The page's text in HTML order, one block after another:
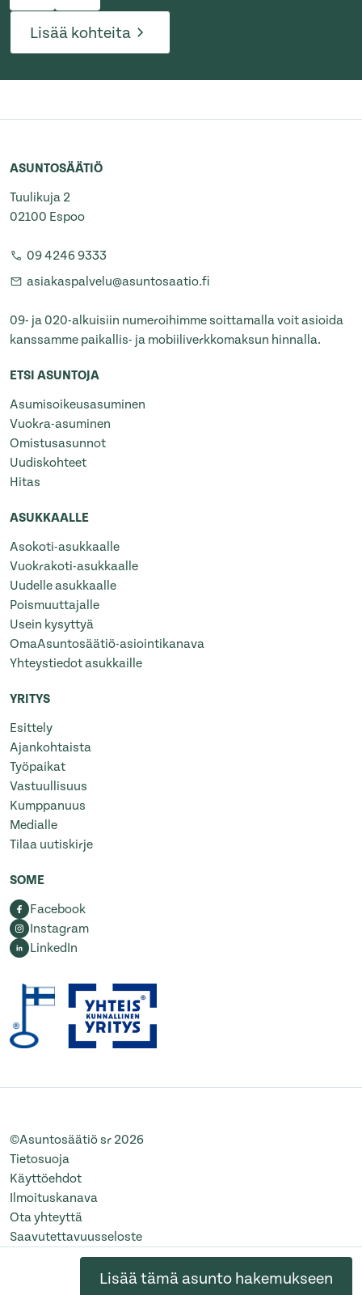
Lisää kohteita
ASUNTOSÄÄTIÖ
Tuulikuja 2
02100 Espoo
09 4246 9333
asiakaspalvelu@asuntosaatio.fi
09- ja 020-alkuisiin numeroihimme soittamalla voit asioida
kanssamme paikallis- ja mobiiliverkkomaksun hinnalla.
ETSI ASUNTOJA
Asumisoikeusasuminen
Vuokra-asuminen
Omistusasunnot
Uudiskohteet
Hitas
ASUKKAALLE
Asokoti-asukkaalle
Vuokrakoti-asukkaalle
Uudelle asukkaalle
Poismuuttajalle
Usein kysyttyä
OmaAsuntosäätiö-asiointikanava
Yhteystiedot asukkaille
YRITYS
Esittely
Ajankohtaista
Työpaikat
Vastuullisuus
Kumppanuus
Medialle
Tilaa uutiskirje
SOME
Facebook
Instagram
LinkedIn
©Asuntosäätiö sr 2026
Tietosuoja
Käyttöehdot
Ilmoituskanava
Ota yhteyttä
Saavutettavuusseloste
Muuta evästeasetuksia
Lisää tämä asunto hakemukseen